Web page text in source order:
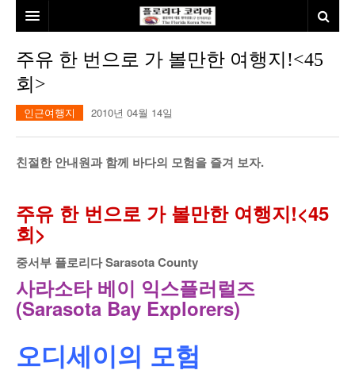
본사소개
뉴스
김명열칼럼
김원동칼럼
본보특집
100인선/독자광장
독자광장
인근여행지
인터뷰/탐방
주유 한 번으로 가 볼만한 여행지!<45
회>
인근여행지 2010년 04월 14일
친절한 안내원과 함께 바다의 모험을 즐겨 보자.
주유 한 번으로 가 볼만한 여행지!<45
회>
중서부 플로리다 Sarasota County
사라소타 베이 익스플러럴즈
(Sarasota Bay Explorers)
오디세이의 모험